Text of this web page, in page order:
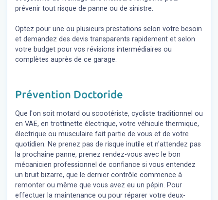
prévenir tout risque de panne ou de sinistre.
Optez pour une ou plusieurs prestations selon votre besoin
et demandez des devis transparents rapidement et selon
votre budget pour vos révisions intermédiaires ou
complètes auprès de ce garage.
Prévention Doctoride
Que l'on soit motard ou scootériste, cycliste traditionnel ou
en VAE, en trottinette électrique, votre véhicule thermique,
électrique ou musculaire fait partie de vous et de votre
quotidien. Ne prenez pas de risque inutile et n'attendez pas
la prochaine panne, prenez rendez-vous avec le bon
mécanicien professionnel de confiance si vous entendez
un bruit bizarre, que le dernier contrôle commence à
remonter ou même que vous avez eu un pépin. Pour
effectuer la maintenance ou pour réparer votre deux-